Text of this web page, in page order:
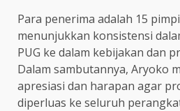
Para penerima adalah 15
menunjukkan konsistensi
PUG ke dalam kebijakan dan
Dalam sambutannya, Aryoko
apresiasi dan harapan agar
diperluas ke seluruh